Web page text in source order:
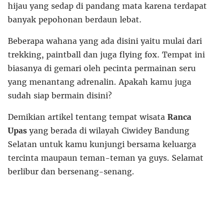
hijau yang sedap di pandang mata karena terdapat
banyak pepohonan berdaun lebat.
Beberapa wahana yang ada disini yaitu mulai dari
trekking, paintball dan juga flying fox. Tempat ini
biasanya di gemari oleh pecinta permainan seru
yang menantang adrenalin. Apakah kamu juga
sudah siap bermain disini?
Demikian artikel tentang tempat wisata Ranca
Upas yang berada di wilayah Ciwidey Bandung
Selatan untuk kamu kunjungi bersama keluarga
tercinta maupaun teman-teman ya guys. Selamat
berlibur dan bersenang-senang.